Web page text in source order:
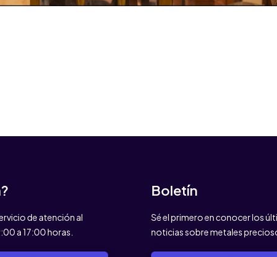
de atención al
a 17:00 horas.
Boletín
Sé el primero en conocer los
noticias sobre metales